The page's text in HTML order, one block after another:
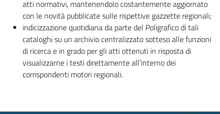
atti normativi, mantenendolo costantemente aggiornato
con le novità pubblicate sulle rispettive gazzette regionali;
indicizzazione quotidiana da parte del Poligrafico di tali
cataloghi su un archivio centralizzato sotteso alle funzioni
di ricerca e in grado per gli atti ottenuti in risposta di
visualizzarne i testi direttamente all’interno dei
corrispondenti motori regionali.